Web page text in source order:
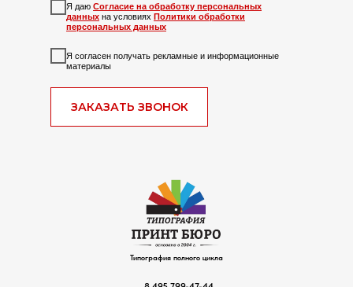
Я даю Согласие на обработку персональных
данных на условиях Политики обработки
персональных данных
Я согласен получать рекламные и информационные
материалы
ЗАКАЗАТЬ ЗВОНОК
Типография полного цикла